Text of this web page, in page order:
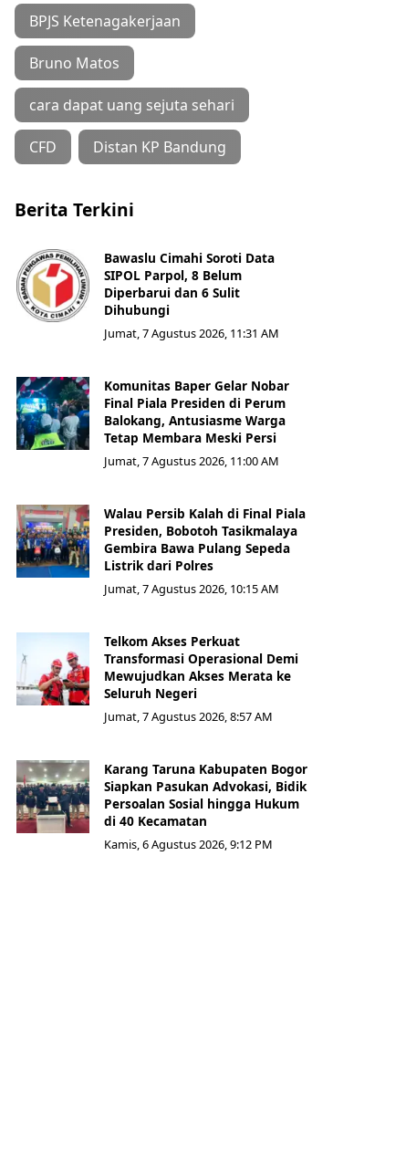
BPJS Ketenagakerjaan
Bruno Matos
cara dapat uang sejuta sehari
CFD Distan KP Bandung
Berita Terkini
Bawaslu Cimahi Soroti Data
SIPOL Parpol, 8 Belum
Diperbarui dan 6 Sulit
Dihubungi
Jumat, 7 Agustus 2026, 11:31 AM
Komunitas Baper Gelar Nobar
Final Piala Presiden di Perum
Balokang, Antusiasme Warga
Tetap Membara Meski Persi
Jumat, 7 Agustus 2026, 11:00 AM
Walau Persib Kalah di Final Piala
Presiden, Bobotoh Tasikmalaya
Gembira Bawa Pulang Sepeda
Listrik dari Polres
Jumat, 7 Agustus 2026, 10:15 AM
Telkom Akses Perkuat
Transformasi Operasional Demi
Mewujudkan Akses Merata ke
Seluruh Negeri
Jumat, 7 Agustus 2026, 8:57 AM
Karang Taruna Kabupaten Bogor
Siapkan Pasukan Advokasi, Bidik
Persoalan Sosial hingga Hukum
di 40 Kecamatan
Kamis, 6 Agustus 2026, 9:12 PM